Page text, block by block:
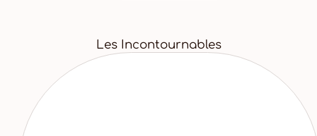
Les Incontournables